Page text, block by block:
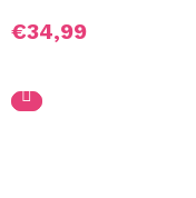
€34,99